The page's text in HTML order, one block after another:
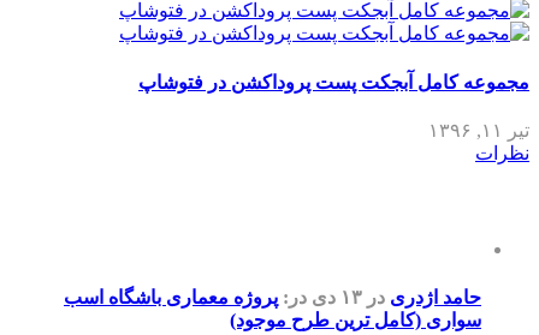
مجموعه کامل آبجکت پست پروداکشن در فتوشاپ
تیر ۱۱, ۱۳۹۶
نظرات
حامد اژدری در ۱۳ دی در: پروژه معماری باشگاه اسب
سواری (کامل ترین طرح موجود)